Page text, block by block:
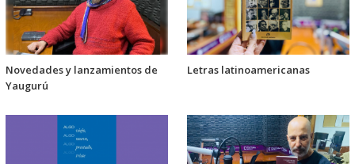
Novedades y lanzamientos de
Yaugurú
Letras latinoamericanas